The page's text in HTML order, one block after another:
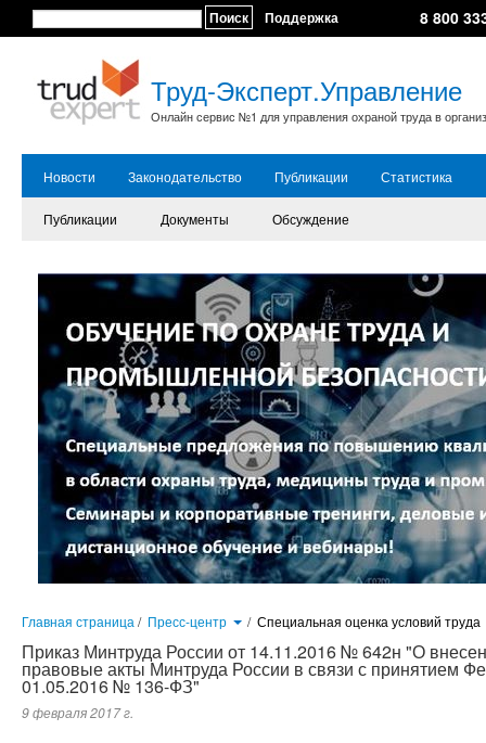
Поиск Поддержка 8 800
Труд-Эксперт.Управление
Онлайн сервис №1 для управления охраной труда в
Новости Законодательство Публикации Статистика
Публикации Документы Обсуждение
Главная страница / Пресс-центр / Специальная оценка условий труда
Приказ Минтруда России от 14.11.2016 № 642н "О
правовые акты Минтруда России в связи с принятием
01.05.2016 № 136-ФЗ"
9 февраля 2017 г.